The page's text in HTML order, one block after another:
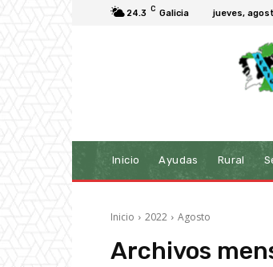
24.3 C Galicia jueves,
Inicio Ayudas Rural
Inicio 2022 Agosto
Archivos